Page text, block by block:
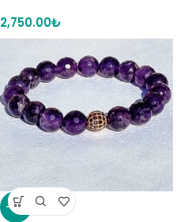
2,750.00₺
-16%